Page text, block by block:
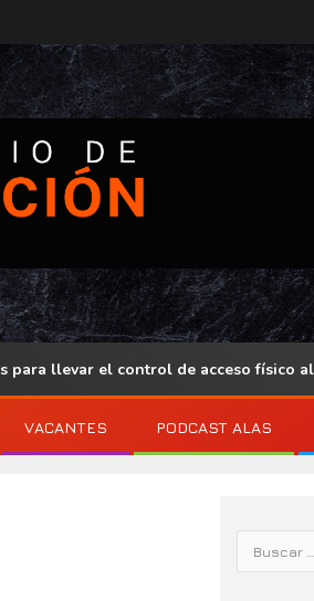
llevar el control de acceso físico al
VACANTES PODCAST ALAS